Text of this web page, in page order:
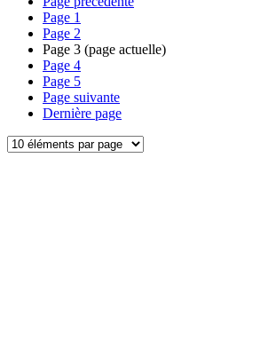
Page 1
Page 2
Page 3 (page actuelle)
Page 4
Page 5
Page suivante
Dernière page